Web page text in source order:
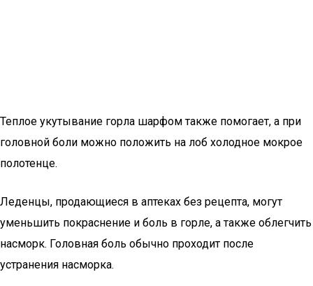
Теплое укутывание горла шарфом также помогает, а при
головной боли можно положить на лоб холодное мокрое
полотенце.
Леденцы, продающиеся в аптеках без рецепта, могут
уменьшить покраснение и боль в горле, а также облегчить
насморк. Головная боль обычно проходит после
устранения насморка.